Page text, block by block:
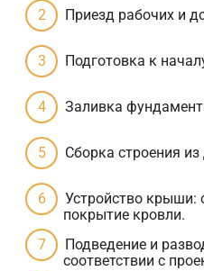
Приезд рабочих и
Подготовка к
Заливка
Сборка строения
Устройство крыши:
покрытие кровли.
Подведение и
соответствии с